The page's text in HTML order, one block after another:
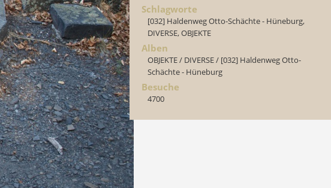
Schlagworte
[032] Haldenweg Otto-Schächte - Hüneburg,
DIVERSE,OBJEKTE
Alben
OBJEKTE/ DIVERSE/ [032] Haldenweg Otto-
Schächte - Hüneburg
Besuche
4700